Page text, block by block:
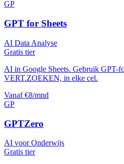
GP
GPT for Sheets
AI Data Analyse
Gratis tier
AI in Google Sheets. Gebruik GPT-
VERT.ZOEKEN, in elke cel.
Vanaf €8/mnd
GP
GPTZero
AI voor Onderwijs
Gratis tier